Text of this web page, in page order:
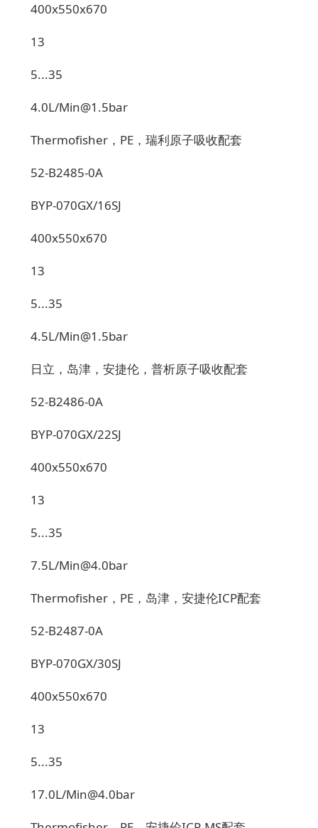
400x550x670
13
5...35
4.0L/Min@1.5bar
Thermofisher ， PE ，瑞利原子吸收配套
52-B2485-0A
BYP-070GX/16SJ
400x550x670
13
5...35
4.5L/Min@1.5bar
日立，岛津，安捷伦，普析原子吸收配套
52-B2486-0A
BYP-070GX/22SJ
400x550x670
13
5...35
7.5L/Min@4.0bar
Thermofisher ， PE ，岛津，安捷伦ICP配套
52-B2487-0A
BYP-070GX/30SJ
400x550x670
13
5...35
17.0L/Min@4.0bar